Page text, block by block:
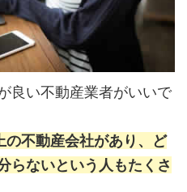
良い不動産業者がいいで
不動産会社があり、ど
らないという人もたくさ